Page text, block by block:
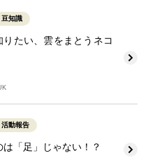
豆知識
たい、雲をまとうネコ
活動報告
「足」じゃない！？